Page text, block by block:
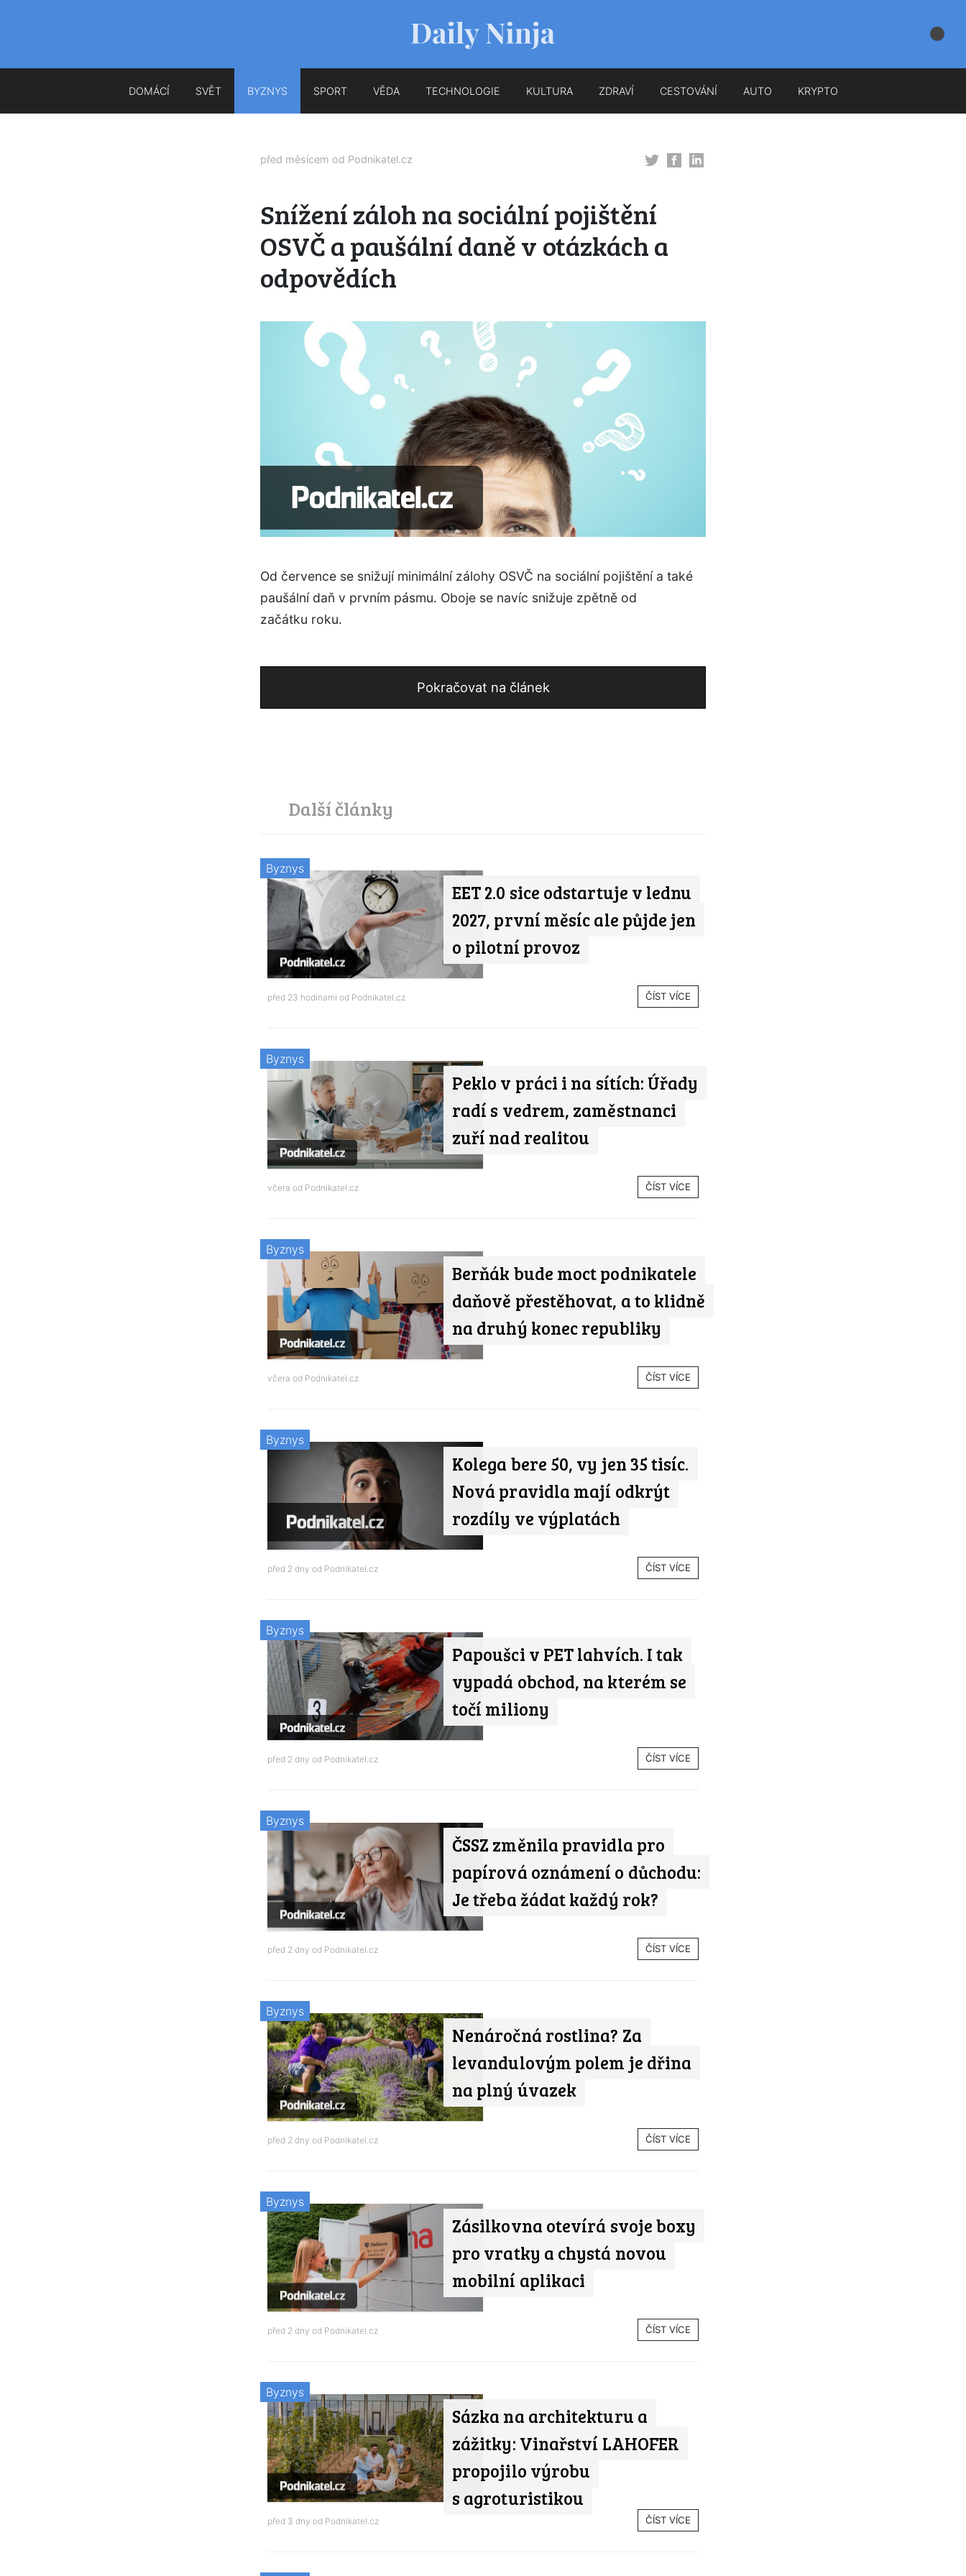
DOMÁCÍ SVĚT BYZNYS SPORT VĚDA TECHNOLOGIE KULTURA ZDRAVÍ CESTOVÁNÍ AUTO KRYPTO
před měsícem od Podnikatel.cz
Snížení záloh na sociální pojištění
OSVČ a paušální daně v otázkách a
odpovědích
Od července se snižují minimální zálohy OSVČ na sociální pojištění a také
paušální daň v prvním pásmu. Oboje se navíc snižuje zpětně od
začátku roku.
Pokračovat na článek
Další články
EET 2.0 sice odstartuje v lednu
2027, první měsíc ale půjde jen
o pilotní provoz
Byznys
před 23 hodinami od Podnikatel.cz ČÍST VÍCE
Peklo v práci i na sítích: Úřady
radí s vedrem, zaměstnanci
zuří nad realitou
Byznys
včera od Podnikatel.cz ČÍST VÍCE
Berňák bude moct podnikatele
daňově přestěhovat, a to klidně
na druhý konec republiky
Byznys
včera od Podnikatel.cz ČÍST VÍCE
Kolega bere 50, vy jen 35 tisíc.
Nová pravidla mají odkrýt
rozdíly ve výplatách
Byznys
před 2 dny od Podnikatel.cz ČÍST VÍCE
Papoušci v PET lahvích. I tak
vypadá obchod, na kterém se
točí miliony
Byznys
před 2 dny od Podnikatel.cz ČÍST VÍCE
ČSSZ změnila pravidla pro
papírová oznámení o důchodu:
Je třeba žádat každý rok?
Byznys
před 2 dny od Podnikatel.cz ČÍST VÍCE
Nenáročná rostlina? Za
levandulovým polem je dřina
na plný úvazek
Byznys
před 2 dny od Podnikatel.cz ČÍST VÍCE
Zásilkovna otevírá svoje boxy
pro vratky a chystá novou
mobilní aplikaci
Byznys
před 2 dny od Podnikatel.cz ČÍST VÍCE
Sázka na architekturu a
zážitky: Vinařství LAHOFER
propojilo výrobu
s agroturistikou
Byznys
před 3 dny od Podnikatel.cz ČÍST VÍCE